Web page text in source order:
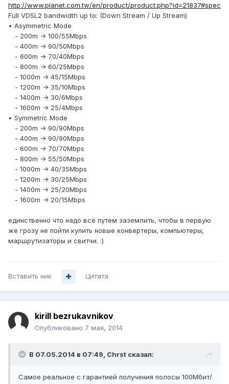
http://www.planet.com.tw/en/product/product.php?id=21837#spec
Full VDSL2 bandwidth up to: (Down Stream / Up Stream)
• Asymmetric Mode
- 200m -> 100/55Mbps
- 400m -> 90/50Mbps
- 600m -> 70/40Mbps
- 800m -> 60/25Mbps
- 1000m -> 45/15Mbps
- 1200m -> 35/10Mbps
- 1400m -> 30/6Mbps
- 1600m -> 25/4Mbps
• Symmetric Mode
- 200m -> 90/90Mbps
- 400m -> 90/90Mbps
- 600m -> 70/70Mbps
- 800m -> 55/50Mbps
- 1000m -> 40/35Mbps
- 1200m -> 30/25Mbps
- 1400m -> 25/20Mbps
- 1600m -> 20/15Mbps
единственно что надо всё путем заземлить, чтобы в первую
же грозу не пойти купить новые конвертеры, компьютеры,
маршрутизаторы и свитчи. :)
Вставить ник Цитата
kirill bezrukavnikov
Опубликовано 7 мая, 2014
В 07.05.2014 в 07:49, Chrst сказал:
Самое реальное с гарантией получения полосы 100Мбит/